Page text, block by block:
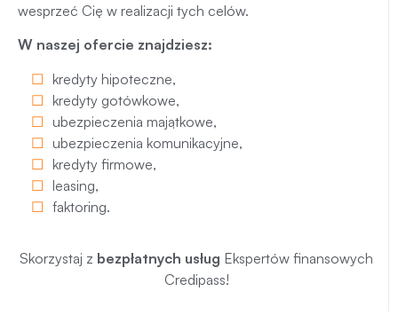
wesprzeć Cię w realizacji tych celów.
W naszej ofercie znajdziesz:
kredyty hipoteczne,
kredyty gotówkowe,
ubezpieczenia majątkowe,
ubezpieczenia komunikacyjne,
kredyty firmowe,
leasing,
faktoring.
Skorzystaj z bezpłatnych usług Ekspertów finansowych
Credipass!